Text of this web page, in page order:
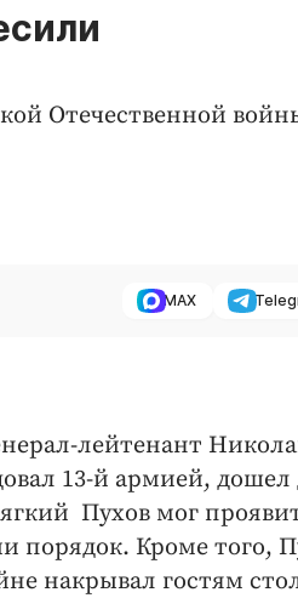
Отечественной
MAX
лейтенант
13-й армией, дошел
Пухов мог
порядок. Кроме того,
накрывал гостям